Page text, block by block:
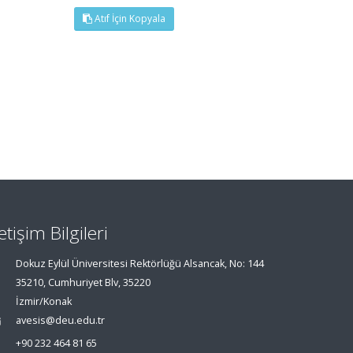
Atıf İçin Kopyala
Bilgileri
Dokuz Eylül Üniversitesi Rektörlüğü Alsancak, No: 144
35210, Cumhuriyet Blv, 35220
İzmir/Konak
avesis@deu.edu.tr
+90 232 464 81 65